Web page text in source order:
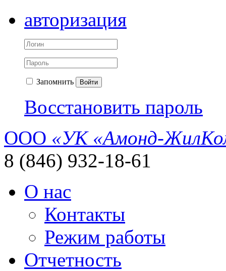
авторизация
Запомнить Войти
Восстановить пароль
ООО «УК «Амонд-
8 (846) 932-18-61
О нас
Контакты
Режим работы
Отчетность